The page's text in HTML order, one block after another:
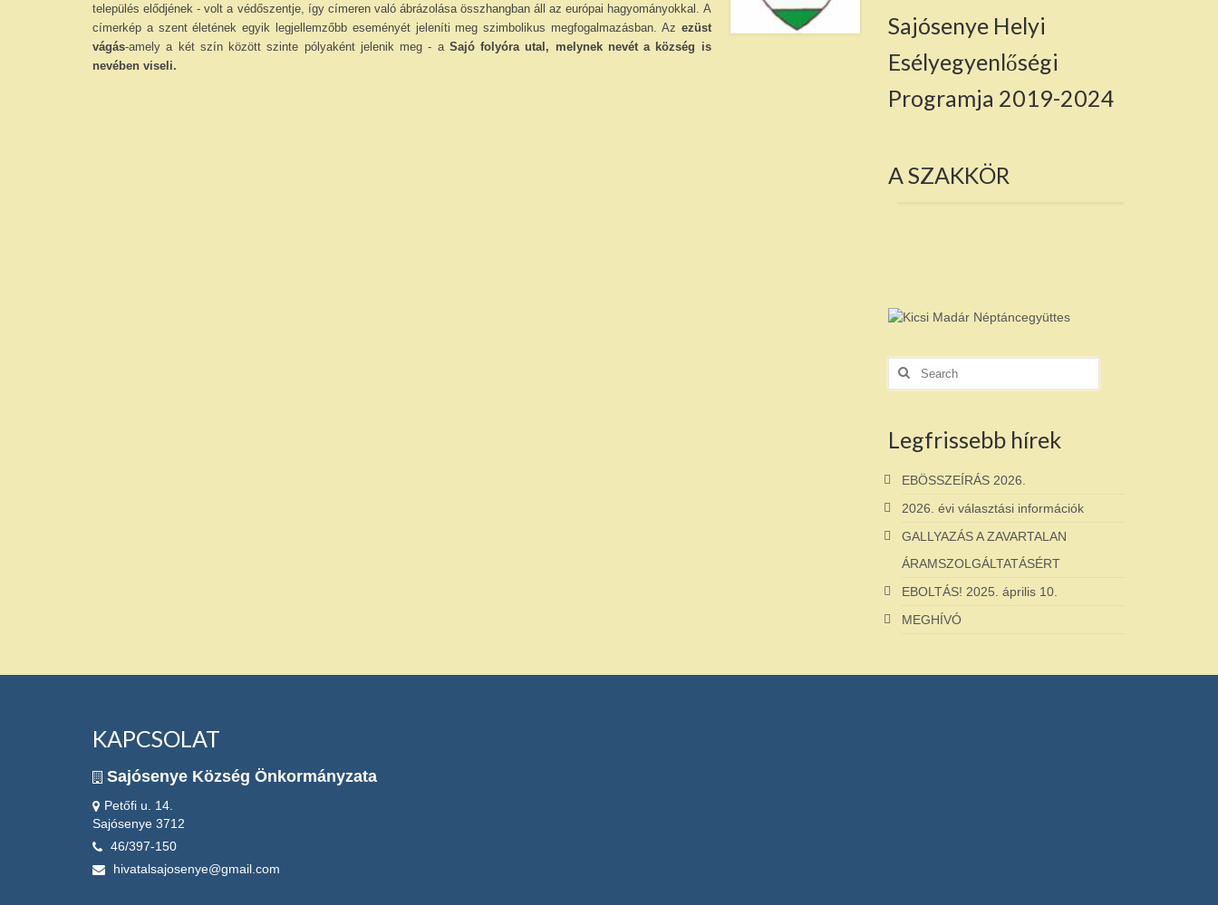
település elődjének - volt a védőszentje, így címeren való ábrázolása összhangban áll az európai hagyományokkal. A
címerkép a szent életének egyik legjellemzőbb eseményét jeleníti meg szimbolikus megfogalmazásban. Az ezüst
vágás-amely a két szín között szinte pólyaként jelenik meg - a Sajó folyóra utal, melynek nevét a község is
nevében viseli.
Sajósenye Helyi
Esélyegyenlőségi
Programja 2019-2024
A SZAKKÖR
Search
Legfrissebb hírek
EBÖSSZEÍRÁS 2026.
2026. évi választási információk
GALLYAZÁS A ZAVARTALAN
ÁRAMSZOLGÁLTATÁSÉRT
EBOLTÁS! 2025. április 10.
MEGHÍVÓ
KAPCSOLAT
Sajósenye Község Önkormányzata
Petőfi u. 14.
Sajósenye 3712
46/397-150
hivatalsajosenye@gmail.com